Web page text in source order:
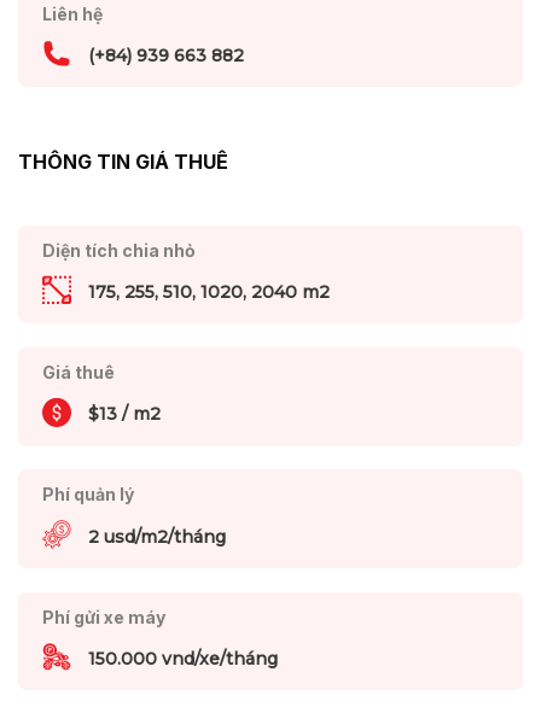
Liên hệ
(+84) 939 663 882
THÔNG TIN GIÁ THUÊ
Diện tích chia nhỏ
175, 255, 510, 1020, 2040 m2
Giá thuê
$13 / m2
Phí quản lý
2 usd/m2/tháng
Phí gửi xe máy
150.000 vnd/xe/tháng